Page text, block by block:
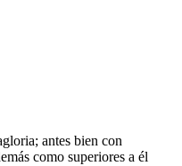
antes bien con
como superiores a él